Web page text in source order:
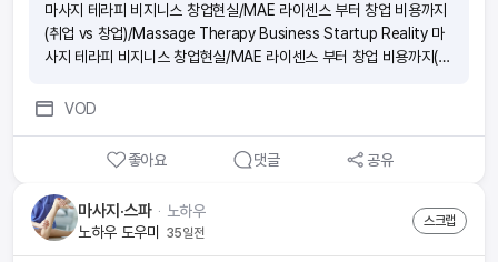
마사지 테라피 비지니스 창업현실/MAE 라이센스 부터 창업 비용까지
(취업 vs 창업)/Massage Therapy Business Startup Reality 마
사지 테라피 비지니스 창업현실/MAE 라이센스 부터 창업 비용까지(취
지 테라피 비지니스 창업현실/MAE 라이센스 부터 창업 비용까지(취업
테라피 비지니스 창업현실/MAE 라이센스 부터 창업 비용까지(취업 vs
창업)/Massage Therapy Business Startup Reality
VOD
좋아요 댓글 공유
마사지·스파 ᆞ 노하우
노하우 도우미 35일전
스크랩